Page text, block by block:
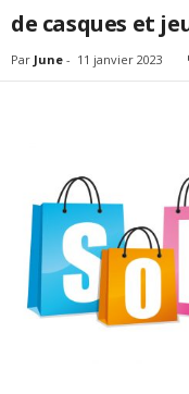
de casques et
Par June - 11 janvier 2023